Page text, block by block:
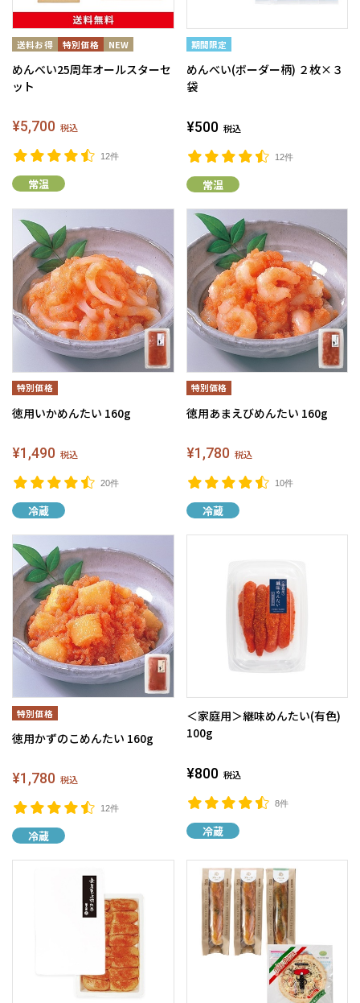
めんべい25周年オールスターセ
ット
12件
¥5,700 税込
常温
めんべい(ボーダー柄) ２枚×３
袋
12件
¥500 税込
常温
徳用いかめんたい 160g
20件
¥1,490 税込
冷蔵
徳用あまえびめんたい 160g
10件
¥1,780 税込
冷蔵
徳用かずのこめんたい 160g
12件
¥1,780 税込
冷蔵
＜家庭用＞継味めんたい(有色)
100g
8件
¥800 税込
冷蔵